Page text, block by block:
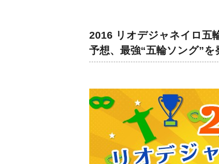
2016 リオデジャネイロ
予想、最強“五輪ソング”を